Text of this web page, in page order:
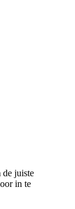
de juiste
in te